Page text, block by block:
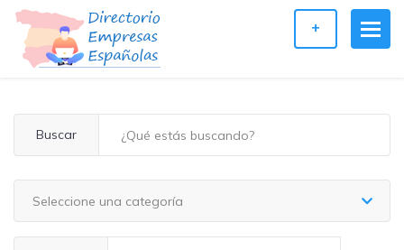
+
Buscar
Seleccione una categoría